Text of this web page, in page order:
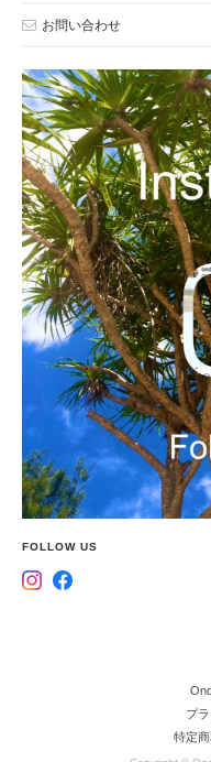
お問い合わせ
FOLLOW US
プ
特定